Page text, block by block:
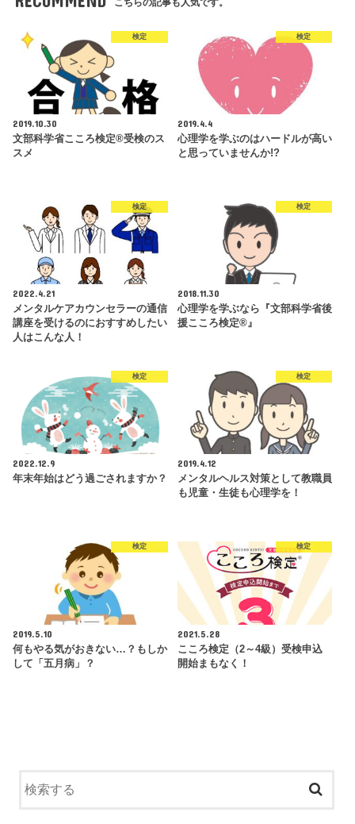
検定
2019.10.30
文部科学省こころ検定®受検のス
スメ
検定
2019.4.4
心理学を学ぶのはハードルが高い
と思っていませんか!?
検定
2022.4.21
メンタルケアカウンセラーの通信
講座を受けるのにおすすめしたい
人はこんな人！
検定
2018.11.30
心理学を学ぶなら『文部科学省後
援こころ検定®️』
検定
2022.12.9
年末年始はどう過ごされますか？
検定
2019.4.12
メンタルヘルス対策として教職員
も児童・生徒も心理学を！
検定
2019.5.10
何もやる気がおきない…？もしか
して「五月病」？
検定
2021.5.28
こころ検定（2～4級）受検申込
開始まもなく！